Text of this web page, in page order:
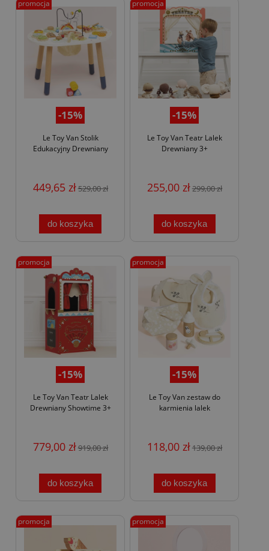
-15%
Le Toy Van Stolik
Edukacyjny Drewniany
449,65 zł529,00 zł
do koszyka
promocja
-15%
Le Toy Van Teatr Lalek
Drewniany 3+
255,00 zł299,00 zł
do koszyka
promocja
-15%
Le Toy Van Teatr Lalek
Drewniany Showtime 3+
779,00 zł919,00 zł
do koszyka
promocja
-15%
Le Toy Van zestaw do
karmienia lalek
118,00 zł139,00 zł
do koszyka
promocja
promocja promocja